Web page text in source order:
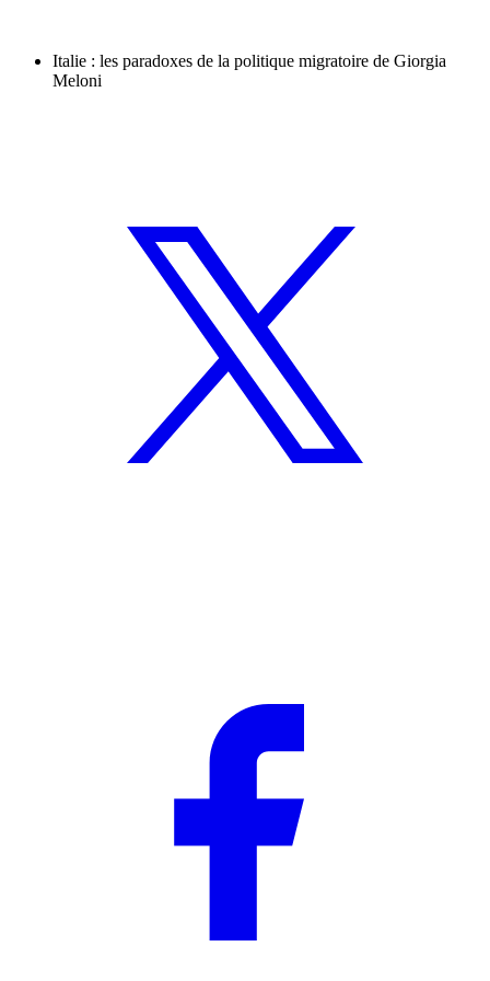
Italie : les paradoxes de la politique migratoire de Giorgia
Meloni